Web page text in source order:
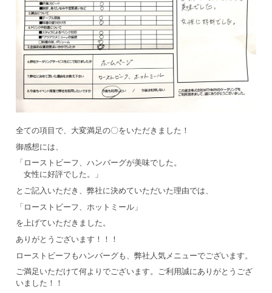
全ての項目で、大変満足の〇をいただきました！
御感想には、
「ローストビーフ、ハンバーグが美味でした。
女性に好評でした。」
とご記入いただき、弊社に決めていただいた理由では、
「ローストビーフ、ホットミール」
を上げていただきました。
ありがとうございます！！！
ローストビーフもハンバーグも、弊社人気メニューでございます。
ご満足いただけて何よりでございます。ご利用誠にありがとうござ
いました！！